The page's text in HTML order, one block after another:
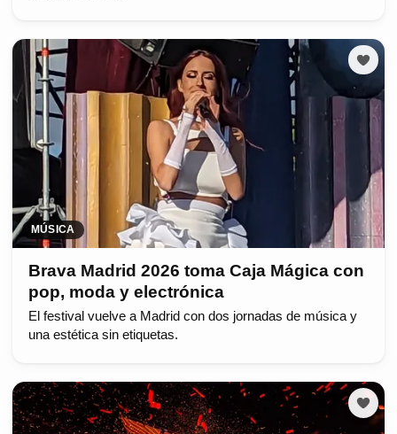
MÚSICA
Brava Madrid 2026 toma Caja Mágica con
pop, moda y electrónica
El festival vuelve a Madrid con dos jornadas de música y
una estética sin etiquetas.